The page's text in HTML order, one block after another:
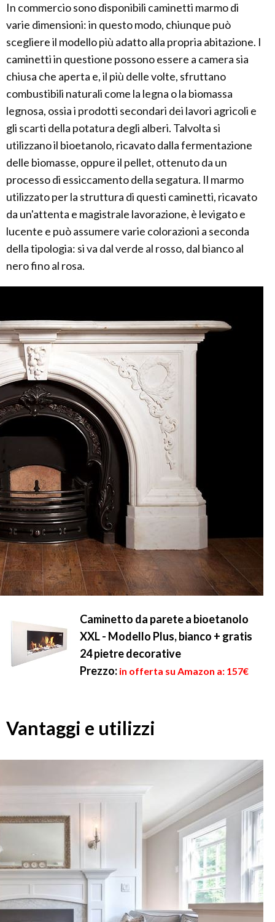
In commercio sono disponibili caminetti marmo di
varie dimensioni: in questo modo, chiunque può
scegliere il modello più adatto alla propria abitazione. I
caminetti in questione possono essere a camera sia
chiusa che aperta e, il più delle volte, sfruttano
combustibili naturali come la legna o la biomassa
legnosa, ossia i prodotti secondari dei lavori agricoli e
gli scarti della potatura degli alberi. Talvolta si
utilizzano il bioetanolo, ricavato dalla fermentazione
delle biomasse, oppure il pellet, ottenuto da un
processo di essiccamento della segatura. Il marmo
utilizzato per la struttura di questi caminetti, ricavato
da un'attenta e magistrale lavorazione, è levigato e
lucente e può assumere varie colorazioni a seconda
della tipologia: si va dal verde al rosso, dal bianco al
nero fino al rosa.
Caminetto da parete a bioetanolo
XXL - Modello Plus, bianco + gratis
24 pietre decorative
Prezzo: in offerta su Amazon a: 157€
Vantaggi e utilizzi